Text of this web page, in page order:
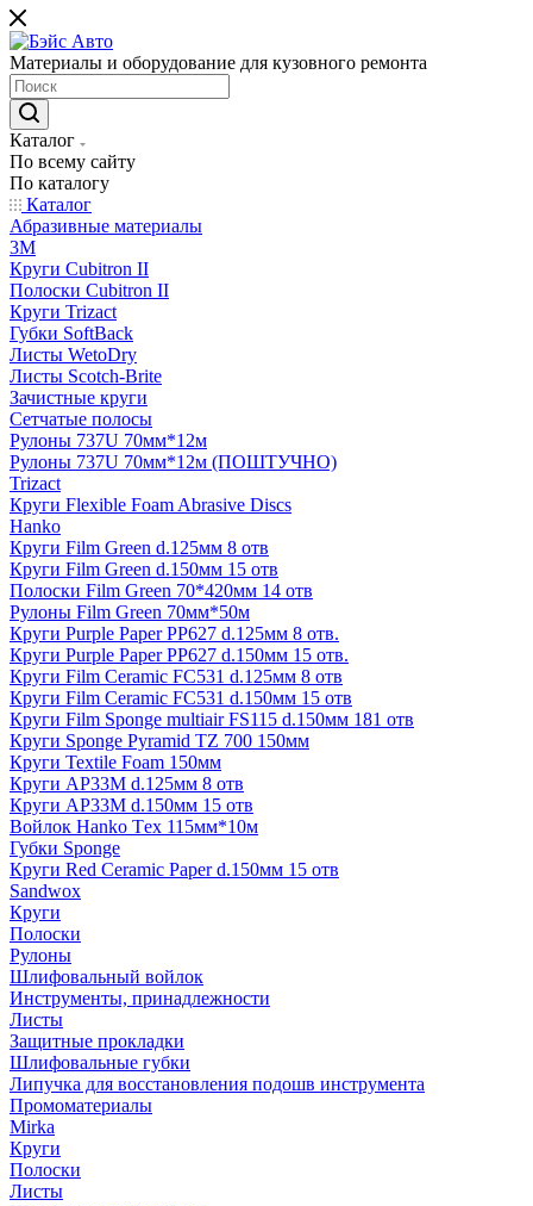
Материалы и оборудование для кузовного ремонта
Каталог
По всему сайту
По каталогу
Каталог
Абразивные материалы
3M
Круги Cubitron II
Полоски Cubitron II
Круги Trizact
Губки SoftBack
Листы WetoDry
Листы Scotch-Brite
Зачистные круги
Сетчатые полосы
Рулоны 737U 70мм*12м
Рулоны 737U 70мм*12м (ПОШТУЧНО)
Trizact
Круги Flexible Foam Abrasive Discs
Hanko
Круги Film Green d.125мм 8 отв
Круги Film Green d.150мм 15 отв
Полоски Film Green 70*420мм 14 отв
Рулоны Film Green 70мм*50м
Круги Purple Paper PP627 d.125мм 8 отв.
Круги Purple Paper PP627 d.150мм 15 отв.
Круги Film Ceramic FC531 d.125мм 8 отв
Круги Film Ceramic FC531 d.150мм 15 отв
Круги Film Sponge multiair FS115 d.150мм 181 отв
Круги Sponge Pyramid TZ 700 150мм
Круги Textile Foam 150мм
Круги AP33M d.125мм 8 отв
Круги AP33M d.150мм 15 отв
Войлок Hanko Tех 115мм*10м
Губки Sponge
Круги Red Ceramic Paper d.150мм 15 отв
Sandwox
Круги
Полоски
Рулоны
Шлифовальный войлок
Инструменты, принадлежности
Листы
Защитные прокладки
Шлифовальные губки
Липучка для восстановления подошв инструмента
Промоматериалы
Mirka
Круги
Полоски
Листы